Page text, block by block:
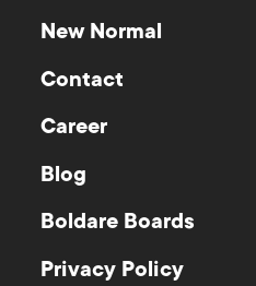
New Normal
Contact
Career
Blog
Boldare Boards
Privacy Policy